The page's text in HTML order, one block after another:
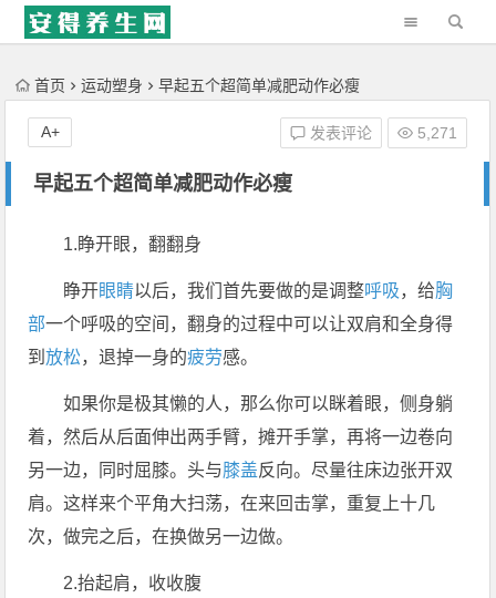
'); })();
首页 运动塑身 早起五个超简单减肥动作必瘦
早起五个超简单减肥动作必瘦
发表评论 5,271
A+
1.睁开眼，翻翻身
睁开眼睛以后，我们首先要做的是调整呼吸，给胸
部一个呼吸的空间，翻身的过程中可以让双肩和全身得
到放松，退掉一身的疲劳感。
如果你是极其懒的人，那么你可以眯着眼，侧身躺
着，然后从后面伸出两手臂，摊开手掌，再将一边卷向
另一边，同时屈膝。头与膝盖反向。尽量往床边张开双
肩。这样来个平角大扫荡，在来回击掌，重复上十几
次，做完之后，在换做另一边做。
2.抬起肩，收收腹